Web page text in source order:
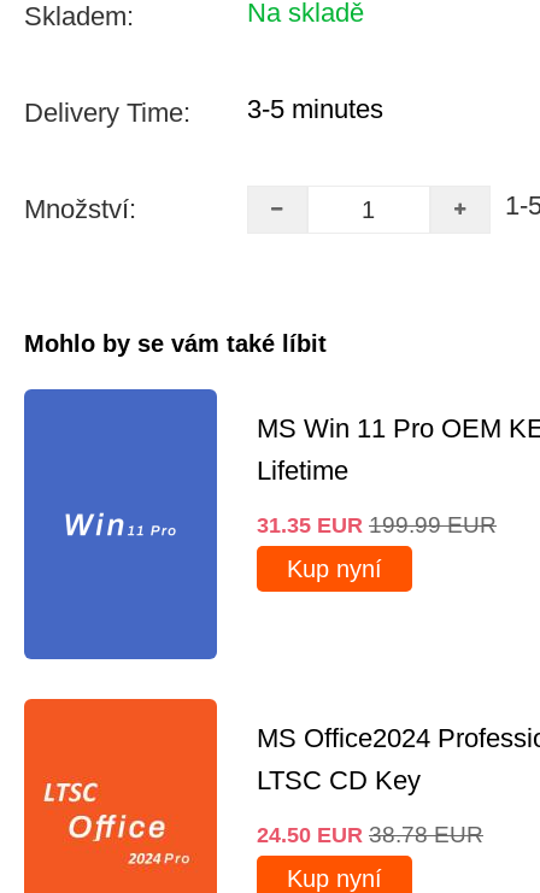
Skladem: Na skladě
Delivery Time: 3-5 minutes
Množství: 1-
Mohlo by se vám také líbit
MS Win 11 Pro OEM
Lifetime
31.35 EUR 199.99 EUR
Kup nyní
MS Office2024
LTSC CD Key
24.50 EUR 38.78 EUR
Kup nyní